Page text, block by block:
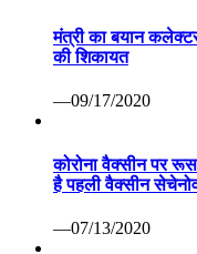
मंत्री का बयान
की शिकायत
—09/17/2020
कोरोना वैक्सीन पर
है पहली वैक्सीन
—07/13/2020